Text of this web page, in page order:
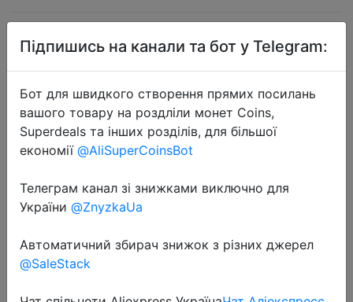
$179.99
Flash SAle
Перейти до магазину
Додаткова інформація відсутня.
Слідкуйте за знижками на мобільному, в телеграм
Підпишись на канали та бот у Telegram:
Бот для швидкого створення прямих посилань
вашого товару на роздліли монет Coins,
Superdeals та інших розділів, для більшої
економії @AliSuperCoinsBot
Телеграм канал зі знижками виключно для
України @ZnyzkaUa
Автоматичний збирач знижок з різних джерел
@SaleStack